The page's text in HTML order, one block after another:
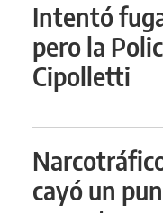
Intentó
pero la
Cipolletti
cayó un